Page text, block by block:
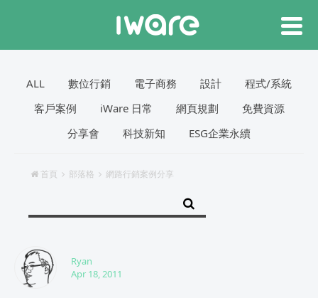
ALL 數位行銷 電子商務 設計
程式/系統
客戶案例
iWare 日常 網頁規劃
免費資源
分享會
科技新知 ESG企業永續
首頁 部落格 網路行銷案例分享
Ryan
Apr 18, 2011